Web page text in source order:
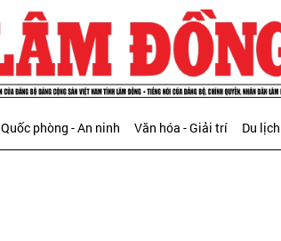
Quốc phòng - An ninh Văn hóa - Giải trí Du lịch